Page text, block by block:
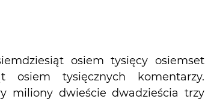
osiem tysięcy osiemset
osiem tysięcznych komentarzy.
miliony dwieście dwadzieścia trzy